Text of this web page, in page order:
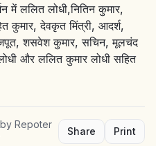
में ललित लोधी,नितिन कुमार,
कुमार, देवकृत मिंत्री, आदर्श,
शसवेश कुमार, सचिन, मूलचंद
और ललित कुमार लोधी सहित
by Repoter
Share Print